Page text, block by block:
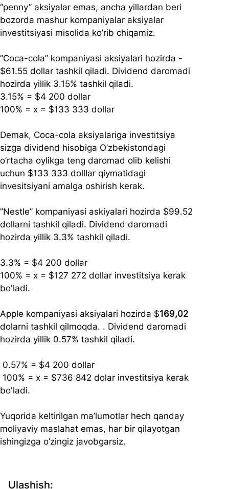
Ulashish:
‘’penny’’ aksiyalar emas, ancha yillardan beri
bozorda mashur kompaniyalar aksiyalar
investitsiyasi misolida ko’rib chiqamiz.
’’Coca-cola’’ kompaniyasi aksiyalari hozirda -
$61.55 dollar tashkil qiladi. Dividend daromadi
hozirda yillik 3.15% tashkil qiladi.
3.15% = $4 200 dollar
100% = x = $133 333 dollar
Demak, Coca-cola aksiyalariga investitsiya
sizga dividend hisobiga O’zbekistondagi
o’rtacha oylikga teng daromad olib kelishi
uchun $133 333 dolllar qiymatidagi
invesitsiyani amalga oshirish kerak.
’’Nestle’’ kompaniyasi askiyalari hozirda $99.52
dollarni tashkil qiladi. Dividend daromadi
hozirda yillik 3.3% tashkil qiladi.
3.3% = $4 200 dollar
100% = x = $127 272 dollar investitsiya kerak
bo'ladi.
Apple kompaniyasi aksiyalari hozirda $169,02
dolarni tashkil qilmoqda. . Dividend daromadi
hozirda yillik 0.57% tashkil qiladi.
0.57% = $4 200 dollar
bo'ladi.
Yuqorida keltirilgan ma’lumotlar hech qanday
moliyaviy maslahat emas, har bir qilayotgan
ishingizga o’zingiz javobgarsiz.